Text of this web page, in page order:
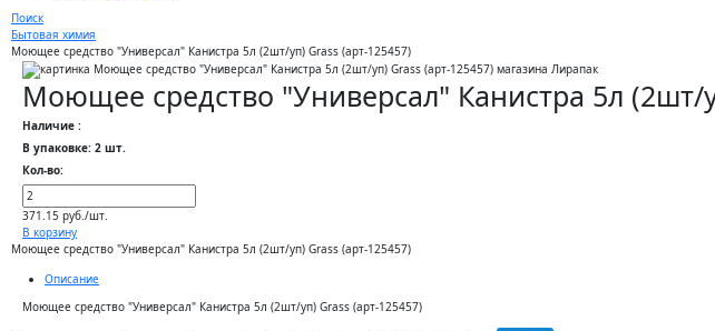
Поиск
Бытовая химия
Моющее средство "Универсал" Канистра 5л (2шт/уп) Grass (арт-125457)
Моющее средство "Универсал" Канистра 5л (2шт/
Наличие :
В упаковке: 2 шт.
Кол-во:
371.15 руб./шт.
В корзину
Моющее средство "Универсал" Канистра 5л (2шт/уп) Grass (арт-125457)
Описание
Моющее средство "Универсал" Канистра 5л (2шт/уп) Grass (арт-125457)